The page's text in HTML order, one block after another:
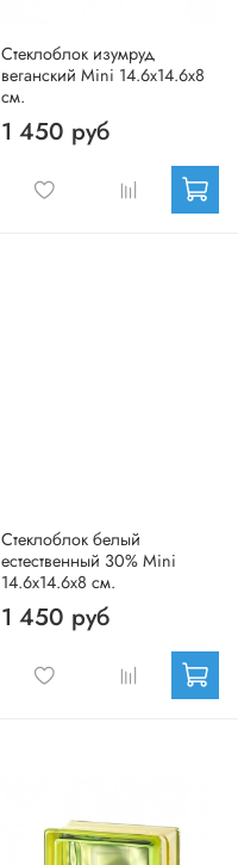
Стеклоблок изумруд
веганский Mini 14.6x14.6x8
см.
1 450 руб
Стеклоблок белый
естественный 30% Mini
14.6x14.6x8 см.
1 450 руб